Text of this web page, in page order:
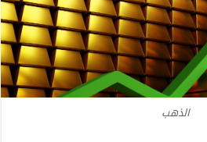
الذهب